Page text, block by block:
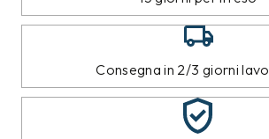
Consegna in 2/3 giorni